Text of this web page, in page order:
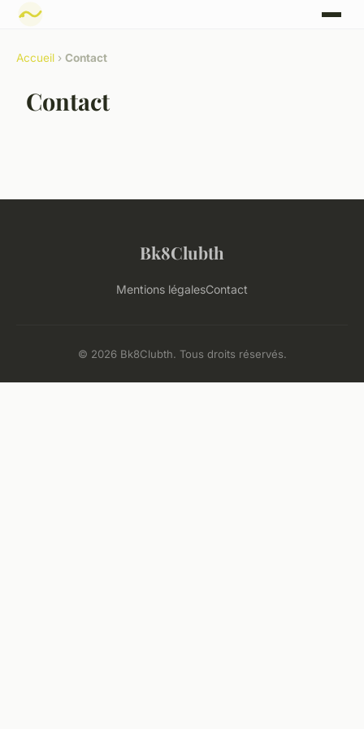
Accueil › Contact
Contact
Bk8Clubth
Mentions légalesContact
© 2026 Bk8Clubth. Tous droits réservés.